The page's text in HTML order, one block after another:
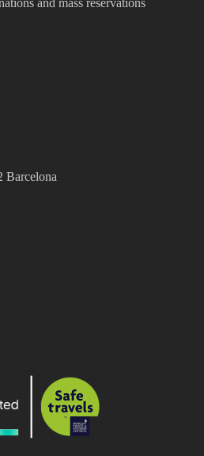
and mass reservations
Barcelona